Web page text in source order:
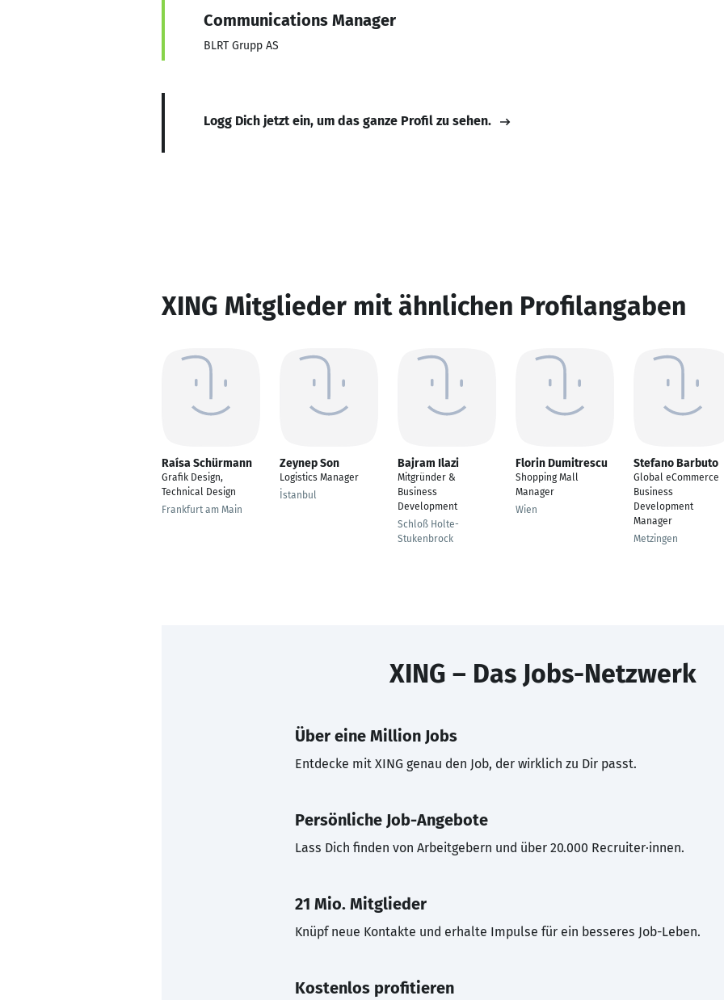
Communications Manager
BLRT Grupp AS
Logg Dich jetzt ein, um das ganze Profil zu sehen.
XING Mitglieder mit ähnlichen Profilangaben
Raísa Schürmann
Grafik Design,
Technical Design
Frankfurt am Main
Zeynep Son
Logistics Manager
İstanbul
Bajram Ilazi
Mitgründer &
Business
Development
Schloß Holte-
Stukenbrock
Florin Dumitrescu
Shopping Mall
Manager
Wien
Stefano Barbuto
Global eCommerce
Business
Development
Manager
Metzingen
XING – Das Jobs-Netzwerk
Über eine Million Jobs
Entdecke mit XING genau den Job, der wirklich zu Dir passt.
Persönliche Job-Angebote
Lass Dich finden von Arbeitgebern und über 20.000 Recruiter·innen.
21 Mio. Mitglieder
Knüpf neue Kontakte und erhalte Impulse für ein besseres Job-Leben.
Kostenlos profitieren